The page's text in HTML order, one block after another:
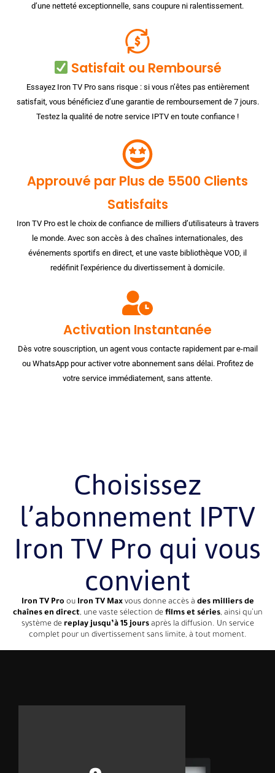
d’une netteté exceptionnelle, sans coupure ni ralentissement.
Satisfait ou Remboursé
Essayez Iron TV Pro sans risque : si vous n’êtes pas entièrement
satisfait, vous bénéficiez d’une garantie de remboursement de 7 jours.
Testez la qualité de notre service IPTV en toute confiance !
Approuvé par Plus de 5500 Clients
Satisfaits
Iron TV Pro est le choix de confiance de milliers d’utilisateurs à travers
le monde. Avec son accès à des chaînes internationales, des
événements sportifs en direct, et une vaste bibliothèque VOD, il
redéfinit l'expérience du divertissement à domicile.
Activation Instantanée
Dès votre souscription, un agent vous contacte rapidement par e-mail
ou WhatsApp pour activer votre abonnement sans délai. Profitez de
votre service immédiatement, sans attente.
Choisissez
l’abonnement IPTV
Iron TV Pro qui vous
convient
Iron TV Pro ou Iron TV Maxvous donne accès à des milliers de
chaînes en direct, une vaste sélection de films et séries, ainsi qu’un
système de replay jusqu’à 15 joursaprès la diffusion. Un service
complet pour un divertissement sans limite, à tout moment.